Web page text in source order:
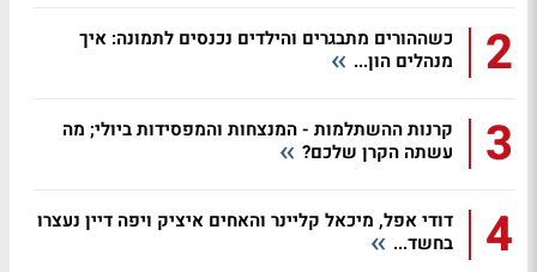
2
כשההורים מתבגרים והילדים נכנסים לתמונה: איך
מנהלים הון...
3
קרנות ההשתלמות - המנצחות והמפסידות ביולי; מה
עשתה הקרן שלכם?
4
דודי אפל, מיכאל קליינר והאחים איציק ויפה דיין נעצרו
בחשד...